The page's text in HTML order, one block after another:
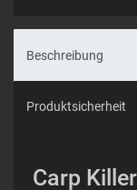
Beschreibung
Produktsicherheit
Carp